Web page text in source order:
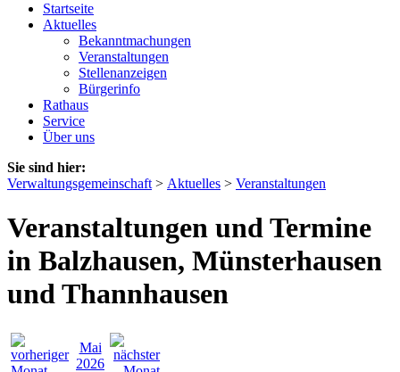
Startseite
Aktuelles
Bekanntmachungen
Veranstaltungen
Stellenanzeigen
Bürgerinfo
Rathaus
Service
Über uns
Sie sind hier:
Verwaltungsgemeinschaft > Aktuelles > Veranstaltungen
Veranstaltungen und Termine
in Balzhausen, Münsterhausen
und Thannhausen
Mai
2026